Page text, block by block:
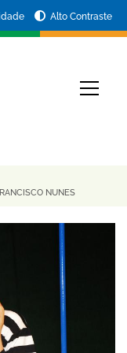
Alto Contraste
NUNES